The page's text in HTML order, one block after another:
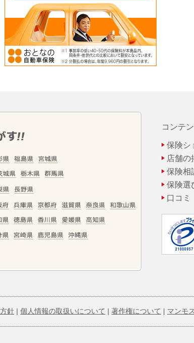
コンテ
保険シ
店舗の
保険相
保険選
口コミ
針 | 個人情報の取扱いについて | 著作権について | マンモ